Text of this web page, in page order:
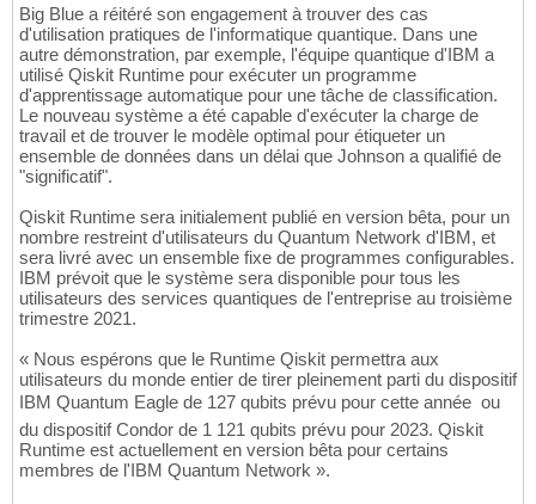
Big Blue a réitéré son engagement à trouver des cas
d'utilisation pratiques de l'informatique quantique. Dans une
autre démonstration, par exemple, l'équipe quantique d'IBM a
utilisé Qiskit Runtime pour exécuter un programme
d'apprentissage automatique pour une tâche de classification.
Le nouveau système a été capable d'exécuter la charge de
travail et de trouver le modèle optimal pour étiqueter un
ensemble de données dans un délai que Johnson a qualifié de
"significatif".
Qiskit Runtime sera initialement publié en version bêta, pour un
nombre restreint d'utilisateurs du Quantum Network d'IBM, et
sera livré avec un ensemble fixe de programmes configurables.
IBM prévoit que le système sera disponible pour tous les
utilisateurs des services quantiques de l'entreprise au troisième
trimestre 2021.
« Nous espérons que le Runtime Qiskit permettra aux
utilisateurs du monde entier de tirer pleinement parti du dispositif
IBM Quantum Eagle de 127 qubits prévu pour cette année  ou
du dispositif Condor de 1 121 qubits prévu pour 2023. Qiskit
Runtime est actuellement en version bêta pour certains
membres de l'IBM Quantum Network ».